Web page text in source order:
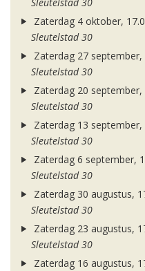
Sleutelstad 30
Zaterdag 4 oktober,
Sleutelstad 30
Zaterdag 27 september,
Sleutelstad 30
Zaterdag 20 september,
Sleutelstad 30
Zaterdag 13 september,
Sleutelstad 30
Zaterdag 6 september,
Sleutelstad 30
Zaterdag 30 augustus,
Sleutelstad 30
Zaterdag 23 augustus,
Sleutelstad 30
Zaterdag 16 augustus,